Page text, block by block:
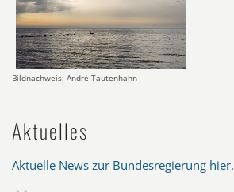
Bildnachweis: André Tautenhahn
Aktuelles
Aktuelle News zur Bundesregierung hier.